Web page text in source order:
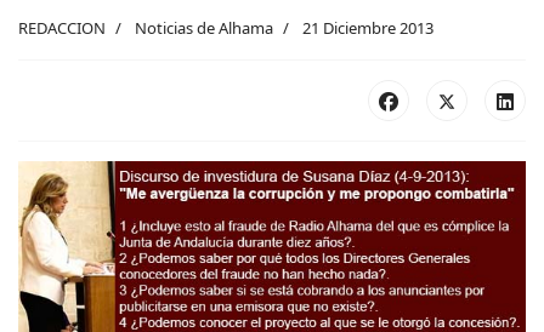
REDACCION Noticias de Alhama 21 Diciembre 2013